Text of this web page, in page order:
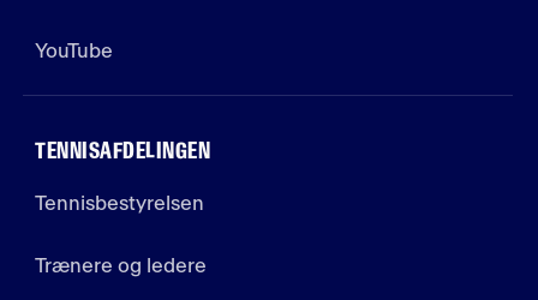
YouTube
TENNISAFDELINGEN
Tennisbestyrelsen
Trænere og ledere